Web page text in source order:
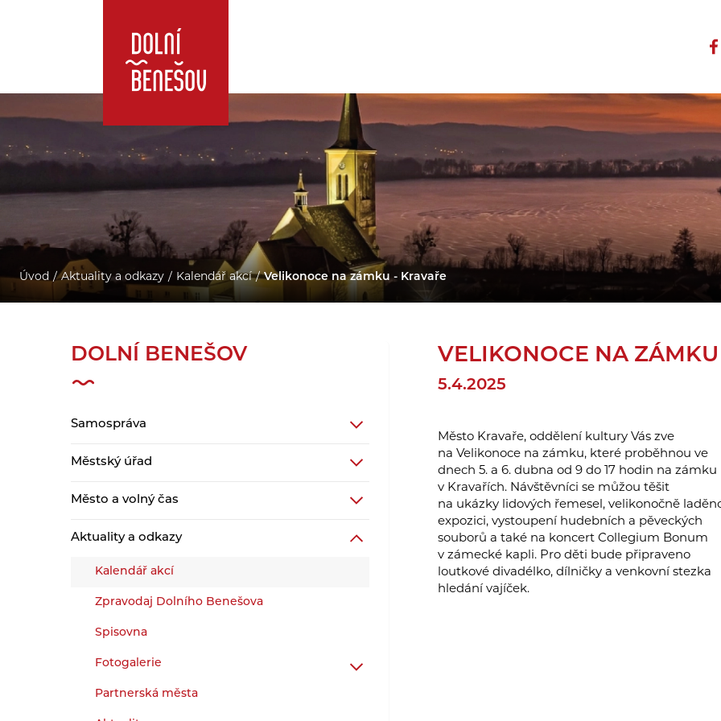
Úvod Aktuality a odkazy Kalendář akcí Velikonoce na zámku - Kravaře
DOLNÍ BENEŠOV
Samospráva
Městský úřad
Město a volný čas
Aktuality a odkazy
Kalendář akcí
Zpravodaj Dolního Benešova
Spisovna
Fotogalerie
Partnerská města
VELIKONOCE NA
5.4.2025
Město Kravaře, oddělení kultury Vás zve
na Velikonoce na zámku, které proběhnou ve
dnech 5. a 6. dubna od 9 do 17 hodin na zámku
v Kravařích. Návštěvníci se můžou těšit
na ukázky lidových řemesel, velikonočně
expozici, vystoupení hudebních a pěveckých
souborů a také na koncert Collegium Bonum
v zámecké kapli. Pro děti bude připraveno
loutkové divadélko, dílničky a venkovní stezka
hledání vajíček.